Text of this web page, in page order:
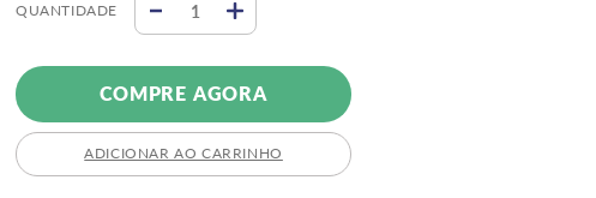
QUANTIDADE
COMPRE AGORA
ADICIONAR AO CARRINHO